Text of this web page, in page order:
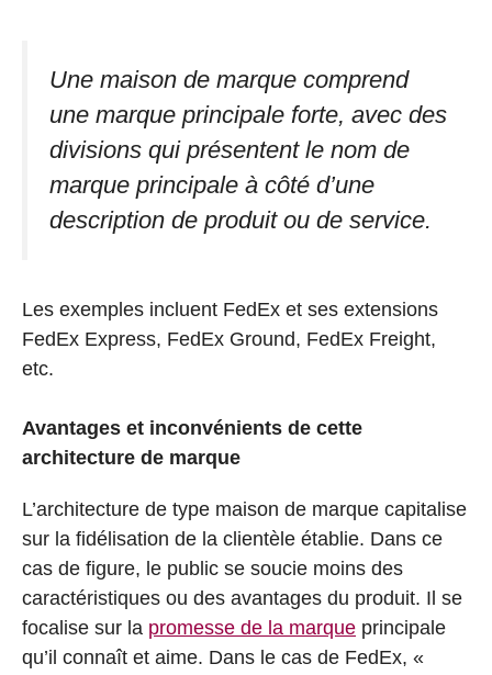
Une maison de marque comprend
une marque principale forte, avec des
divisions qui présentent le nom de
marque principale à côté d’une
description de produit ou de service.
Les exemples incluent FedEx et ses extensions
FedEx Express, FedEx Ground, FedEx Freight,
etc.
Avantages et inconvénients de cette
architecture de marque
L’architecture de type maison de marque capitalise
sur la fidélisation de la clientèle établie. Dans ce
cas de figure, le public se soucie moins des
caractéristiques ou des avantages du produit. Il se
focalise sur la promesse de la marque principale
qu’il connaît et aime. Dans le cas de FedEx, «